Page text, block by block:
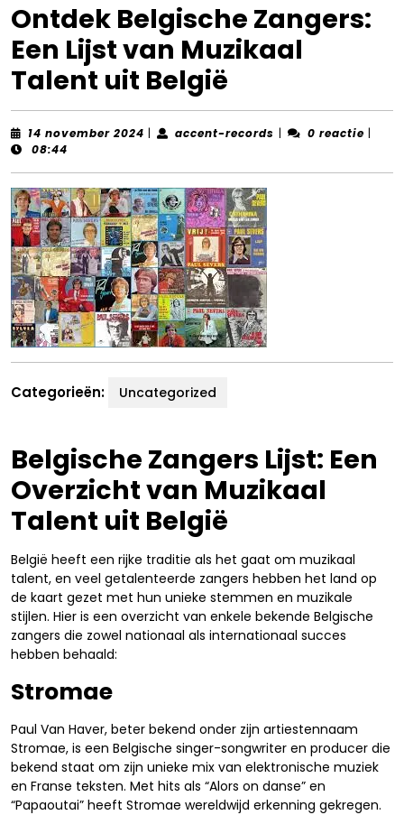
Ontdek Belgische Zangers:
Een Lijst van Muzikaal
Talent uit België
14 november 2024 14| accent-records accent-
| 0 reactie |
08:44
Categorieën: Uncategorized
Belgische Zangers Lijst: Een
Overzicht van Muzikaal
Talent uit België
België heeft een rijke traditie als het gaat om muzikaal
talent, en veel getalenteerde zangers hebben het land op
de kaart gezet met hun unieke stemmen en muzikale
stijlen. Hier is een overzicht van enkele bekende Belgische
zangers die zowel nationaal als internationaal succes
hebben behaald:
Stromae
Paul Van Haver, beter bekend onder zijn artiestennaam
Stromae, is een Belgische singer-songwriter en producer die
bekend staat om zijn unieke mix van elektronische muziek
en Franse teksten. Met hits als “Alors on danse” en
“Papaoutai” heeft Stromae wereldwijd erkenning gekregen.